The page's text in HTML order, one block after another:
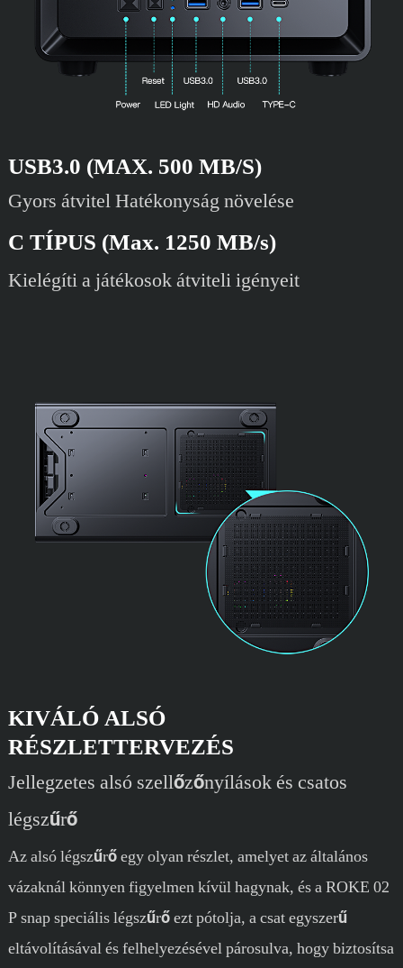
USB3.0 (MAX. 500 MB/S)
Gyors átvitel Hatékonyság növelése
C TÍPUS (Max. 1250 MB/s)
Kielégíti a játékosok átviteli igényeit
KIVÁLÓ ALSÓ
RÉSZLETTERVEZÉS
Jellegzetes alsó szellőzőnyílások és csatos
légszűrő
Az alsó légszűrő egy olyan részlet, amelyet az általános
vázaknál könnyen figyelmen kívül hagynak, és a ROKE 02
P snap speciális légszűrő ezt pótolja, a csat egyszerű
eltávolításával és felhelyezésével párosulva, hogy biztosítsa